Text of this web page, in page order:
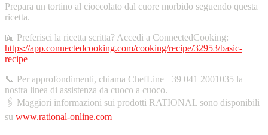
Prepara un tortino al cioccolato dal cuore morbido seguendo questa
ricetta.
📖 Preferisci la ricetta scritta? Accedi a ConnectedCooking:
https://app.connectedcooking.com/cooking/recipe/32953/basic-
recipe
📞 Per approfondimenti, chiama ChefLine +39 041 2001035 la
nostra linea di assistenza da cuoco a cuoco.
🖇️ Maggiori informazioni sui prodotti RATIONAL sono disponibili
su www.rational-online.com